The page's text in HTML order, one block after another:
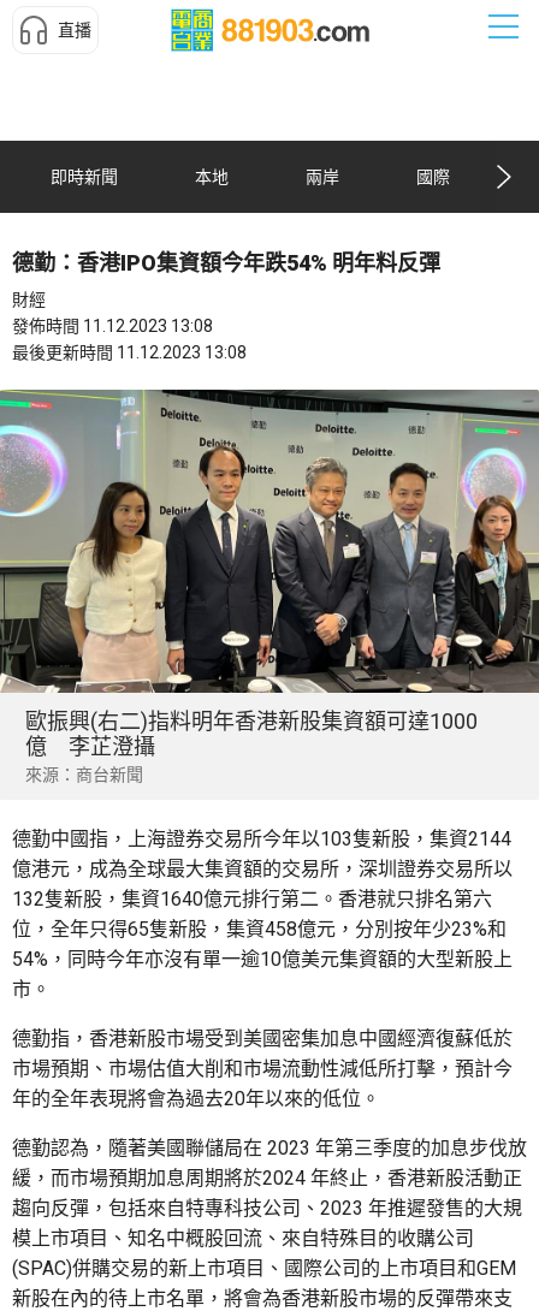
直播
即時新聞 本地 兩岸 國際
德勤：香港IPO集資額今年跌54% 明年料反彈
財經
發佈時間 11.12.2023 13:08
最後更新時間 11.12.2023 13:08
歐振興(右二)指料明年香港新股集資額可達1000
億 李芷澄攝
來源：商台新聞
德勤中國指，上海證券交易所今年以103隻新股，集資2144
億港元，成為全球最大集資額的交易所，深圳證券交易所以
132隻新股，集資1640億元排行第二。香港就只排名第六
位，全年只得65隻新股，集資458億元，分別按年少23%和
54%，同時今年亦沒有單一逾10億美元集資額的大型新股上
市。
德勤指，香港新股市場受到美國密集加息中國經濟復蘇低於
市場預期、市場估值大削和市場流動性減低所打擊，預計今
年的全年表現將會為過去20年以來的低位。
德勤認為，隨著美國聯儲局在 2023 年第三季度的加息步伐放
緩，而市場預期加息周期將於2024 年終止，香港新股活動正
趨向反彈，包括來自特專科技公司、2023 年推遲發售的大規
模上市項目、知名中概股回流、來自特殊目的收購公司
(SPAC)併購交易的新上市項目、國際公司的上市項目和GEM
新股在內的待上市名單，將會為香港新股市場的反彈帶來支